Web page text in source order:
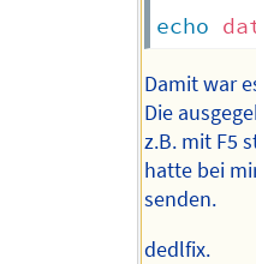
echo
Damit war
Die
z.B. mit F5
hatte bei
senden.
dedlfix.